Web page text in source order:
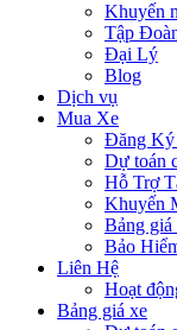
Khuyến
Tập
Đại Lý
Blog
Dịch vụ
Mua Xe
Đăng
Dự toán
Hỗ Trợ
Khuyến
Bảng giá
Bảo
Liên Hệ
Hoạt
Bảng giá xe